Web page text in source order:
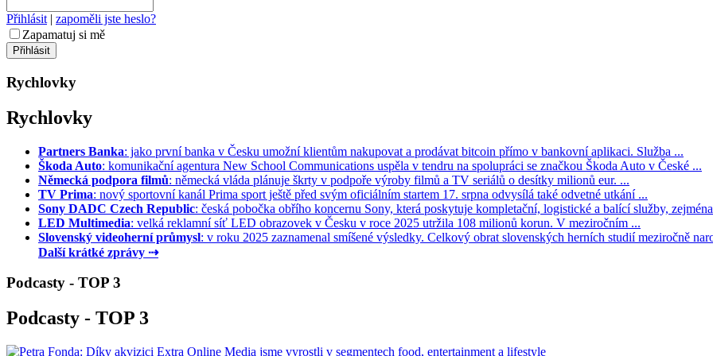
Přihlásit | zapoměli jste heslo?
Zapamatuj si mě
Rychlovky
Rychlovky
Partners Banka: jako první banka v Česku umožní klientům nakupovat a prodávat bitcoin přímo v bankovní aplikaci. Služba ...
Škoda Auto: komunikační agentura New School Communications uspěla v tendru na spolupráci se značkou Škoda Auto v České ...
Německá podpora filmů: německá vláda plánuje škrty v podpoře výroby filmů a TV seriálů o desítky milionů eur. ...
TV Prima: nový sportovní kanál Prima sport ještě před svým oficiálním startem 17. srpna odvysílá také odvetné utkání ...
Sony DADC Czech Republic: česká pobočka obřího koncernu Sony, která poskytuje kompletační, logistické a balící služby,
LED Multimedia: velká reklamní síť LED obrazovek v Česku v roce 2025 utržila 108 milionů korun. V meziročním ...
Slovenský videoherní průmysl: v roku 2025 zaznamenal smíšené výsledky. Celkový obrat slovenských herních studií meziročně
Další krátké zprávy ⇢
Podcasty - TOP 3
Podcasty - TOP 3